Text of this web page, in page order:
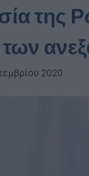
της
2020